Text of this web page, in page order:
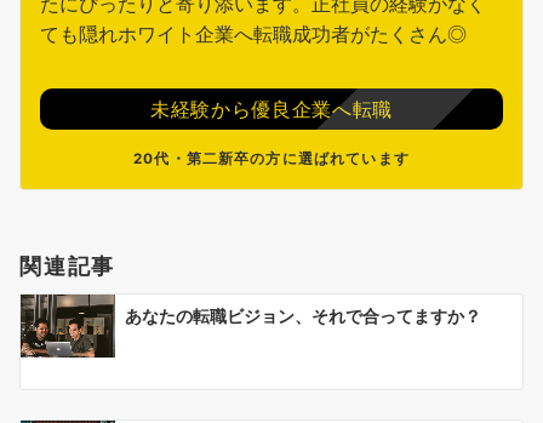
ても隠れホワイト企業へ転職成功者がたくさん◎
未経験から優良企業へ転職
20代・第二新卒の方に選ばれています
関連記事
あなたの転職ビジョン、それで合ってますか？